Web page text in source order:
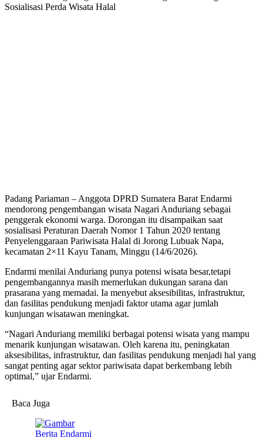
Sosialisasi Perda Wisata Halal
Padang Pariaman – Anggota DPRD Sumatera Barat Endarmi
mendorong pengembangan wisata Nagari Anduriang sebagai
penggerak ekonomi warga. Dorongan itu disampaikan saat
sosialisasi Peraturan Daerah Nomor 1 Tahun 2020 tentang
Penyelenggaraan Pariwisata Halal di Jorong Lubuak Napa,
kecamatan 2×11 Kayu Tanam, Minggu (14/6/2026).
Endarmi menilai Anduriang punya potensi wisata besar,tetapi
pengembangannya masih memerlukan dukungan sarana dan
prasarana yang memadai. Ia menyebut aksesibilitas, infrastruktur,
dan fasilitas pendukung menjadi faktor utama agar jumlah
kunjungan wisatawan meningkat.
“Nagari Anduriang memiliki berbagai potensi wisata yang mampu
menarik kunjungan wisatawan. Oleh karena itu, peningkatan
aksesibilitas, infrastruktur, dan fasilitas pendukung menjadi hal yang
sangat penting agar sektor pariwisata dapat berkembang lebih
optimal,” ujar Endarmi.
Baca Juga